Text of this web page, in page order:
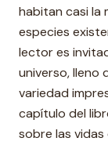
habitan casi la
especies
lector es
universo, lleno
variedad
capítulo del
sobre las vidas